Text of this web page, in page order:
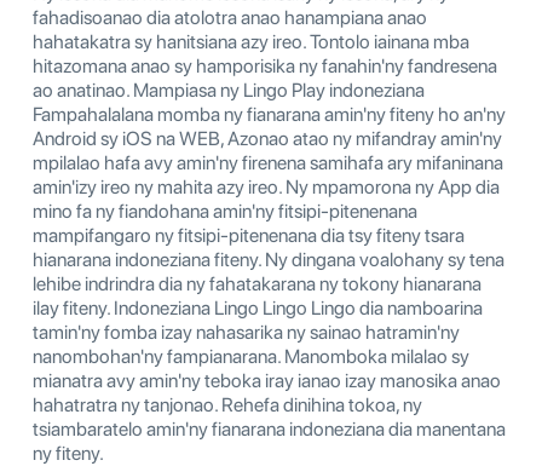
fahadisoanao dia atolotra anao hanampiana anao
hahatakatra sy hanitsiana azy ireo. Tontolo iainana mba
hitazomana anao sy hamporisika ny fanahin'ny fandresena
ao anatinao. Mampiasa ny Lingo Play indoneziana
Fampahalalana momba ny fianarana amin'ny fiteny ho an'ny
Android sy iOS na WEB, Azonao atao ny mifandray amin'ny
mpilalao hafa avy amin'ny firenena samihafa ary mifaninana
amin'izy ireo ny mahita azy ireo. Ny mpamorona ny App dia
mino fa ny fiandohana amin'ny fitsipi-pitenenana
mampifangaro ny fitsipi-pitenenana dia tsy fiteny tsara
hianarana indoneziana fiteny. Ny dingana voalohany sy tena
lehibe indrindra dia ny fahatakarana ny tokony hianarana
ilay fiteny. Indoneziana Lingo Lingo Lingo dia namboarina
tamin'ny fomba izay nahasarika ny sainao hatramin'ny
nanombohan'ny fampianarana. Manomboka milalao sy
mianatra avy amin'ny teboka iray ianao izay manosika anao
hahatratra ny tanjonao. Rehefa dinihina tokoa, ny
tsiambaratelo amin'ny fianarana indoneziana dia manentana
ny fiteny.